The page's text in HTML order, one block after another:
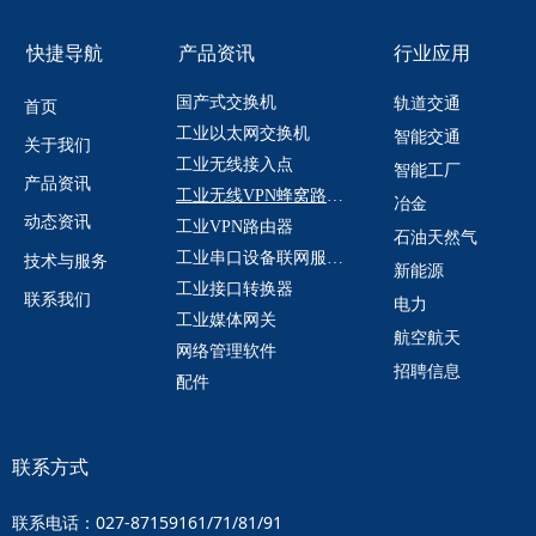
国产式交换机
工业以太网交换机
工业无线接入点
工业无线VPN蜂窝路由器
工业VPN路由器
工业串口设备联网服务器
工业接口转换器
工业媒体网关
网络管理软件
配件
产品资讯
首页
关于我们
产品资讯
动态资讯
技术与服务
联系我们
快捷导航 行业应用
轨道交通
智能交通
智能工厂
冶金
石油天然气
新能源
电力
航空航天
招聘信息
联系电话：027-87159161/71/81/91
联系方式